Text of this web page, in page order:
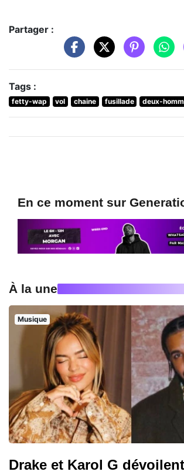
Partager :
Tags :
fetty-wap vol chaine fusillade deux-
En ce moment sur
À la une
Musique
Drake et Karol G